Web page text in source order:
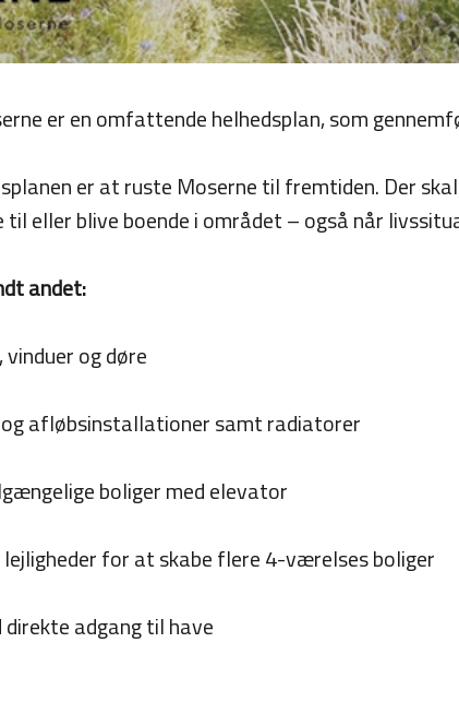
er en omfattende helhedsplan, som
er at ruste Moserne til fremtiden. Der
eller blive boende i området – også når
andet:
og døre
afløbsinstallationer samt radiatorer
boliger med elevator
for at skabe flere 4-værelses boliger
adgang til have